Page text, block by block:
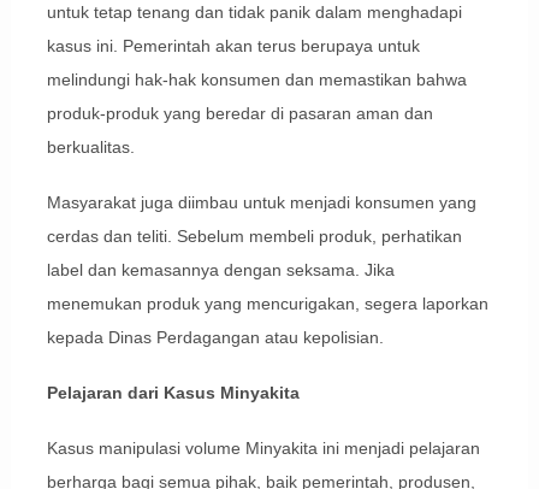
untuk tetap tenang dan tidak panik dalam menghadapi
kasus ini. Pemerintah akan terus berupaya untuk
melindungi hak-hak konsumen dan memastikan bahwa
produk-produk yang beredar di pasaran aman dan
berkualitas.
Masyarakat juga diimbau untuk menjadi konsumen yang
cerdas dan teliti. Sebelum membeli produk, perhatikan
label dan kemasannya dengan seksama. Jika
menemukan produk yang mencurigakan, segera laporkan
kepada Dinas Perdagangan atau kepolisian.
Pelajaran dari Kasus Minyakita
Kasus manipulasi volume Minyakita ini menjadi pelajaran
berharga bagi semua pihak, baik pemerintah, produsen,